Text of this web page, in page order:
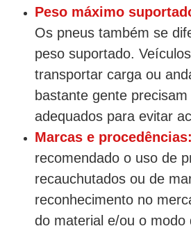
Peso máximo
Os pneus também se
peso suportado.
transportar carga ou
bastante gente
adequados para evitar
Marcas e procedências:
recomendado o uso de
recauchutados ou de
reconhecimento no
do material e/ou o modo